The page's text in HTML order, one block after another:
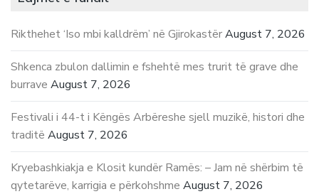
Rikthehet ‘Iso mbi kalldrëm’ në GjirokastërAugust 7, 2026
Shkenca zbulon dallimin e fshehtë mes trurit të grave dhe
burrave August 7, 2026
Festivali i 44-t i Këngës Arbëreshe sjell muzikë, histori dhe
traditë August 7, 2026
Kryebashkiakja e Klosit kundër Ramës: – Jam në shërbim të
qytetarëve, karrigia e përkohshme August 7, 2026